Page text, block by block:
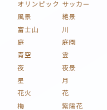
オリンピック サッカー
風景
絶景
富士山
川
庭
庭園
青空
雲
夜
夜景
星
月
花火
花
梅
紫陽花